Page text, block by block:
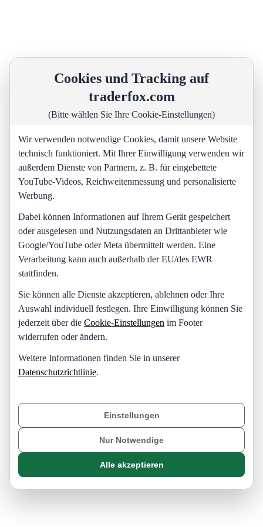
Cookies und Tracking auf
traderfox.com
(Bitte wählen Sie Ihre Cookie-Einstellungen)
Wir verwenden notwendige Cookies, damit unsere Website
technisch funktioniert. Mit Ihrer Einwilligung verwenden wir
außerdem Dienste von Partnern, z. B. für eingebettete
YouTube-Videos, Reichweitenmessung und personalisierte
Werbung.
Dabei können Informationen auf Ihrem Gerät gespeichert
oder ausgelesen und Nutzungsdaten an Drittanbieter wie
Google/YouTube oder Meta übermittelt werden. Eine
Verarbeitung kann auch außerhalb der EU/des EWR
stattfinden.
Sie können alle Dienste akzeptieren, ablehnen oder Ihre
Auswahl individuell festlegen. Ihre Einwilligung können Sie
jederzeit über die Cookie-Einstellungen im Footer
widerrufen oder ändern.
Weitere Informationen finden Sie in unserer
Datenschutzrichtlinie.
Einstellungen
Nur Notwendige
Alle akzeptieren